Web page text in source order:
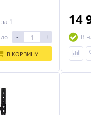
за 1
- +
В КОРЗИНУ
14
В